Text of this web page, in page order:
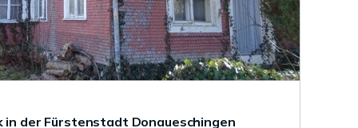
in der Fürstenstadt Donaueschingen